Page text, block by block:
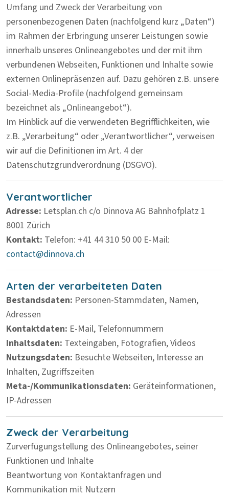
Umfang und Zweck der Verarbeitung von
personenbezogenen Daten (nachfolgend kurz „Daten“)
im Rahmen der Erbringung unserer Leistungen sowie
innerhalb unseres Onlineangebotes und der mit ihm
verbundenen Webseiten, Funktionen und Inhalte sowie
externen Onlinepräsenzen auf. Dazu gehören z.B. unsere
Social-Media-Profile (nachfolgend gemeinsam
bezeichnet als „Onlineangebot“).
Im Hinblick auf die verwendeten Begrifflichkeiten, wie
z.B. „Verarbeitung“ oder „Verantwortlicher“, verweisen
wir auf die Definitionen im Art. 4 der
Datenschutzgrundverordnung (DSGVO).
Verantwortlicher
Adresse: Letsplan.ch c/o Dinnova AG Bahnhofplatz 1
8001 Zürich
Kontakt: Telefon: +41 44 310 50 00 E-Mail:
contact@dinnova.ch
Arten der verarbeiteten Daten
Bestandsdaten: Personen-Stammdaten, Namen,
Adressen
Kontaktdaten: E-Mail, Telefonnummern
Inhaltsdaten: Texteingaben, Fotografien, Videos
Nutzungsdaten: Besuchte Webseiten, Interesse an
Inhalten, Zugriffszeiten
Meta-/Kommunikationsdaten: Geräteinformationen,
IP-Adressen
Zweck der Verarbeitung
Zurverfügungstellung des Onlineangebotes, seiner
Funktionen und Inhalte
Beantwortung von Kontaktanfragen und
Kommunikation mit Nutzern